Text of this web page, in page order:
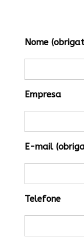
Nome
Empresa
E-mail
Telefone